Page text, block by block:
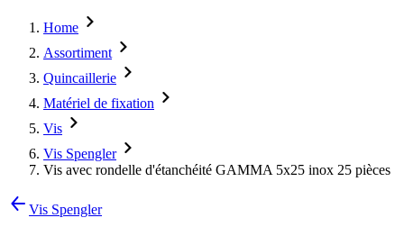
Home
Assortiment
Quincaillerie
Matériel de fixation
Vis
Vis Spengler
Vis avec rondelle d'étanchéité GAMMA 5x25 inox 25 pièces
Vis Spengler